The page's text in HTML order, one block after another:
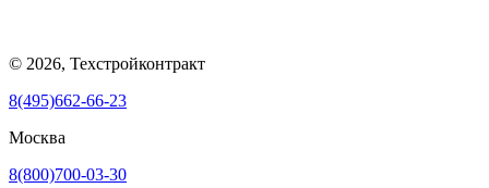
© 2026, Техстройконтракт
8(495)662-66-23
Москва
8(800)700-03-30